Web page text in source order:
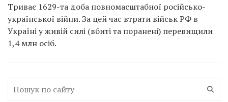
Триває 1629-та доба повномасштабної російсько-
української війни. За цей час втрати військ РФ в
Україні у живій силі (вбиті та поранені) перевищили
1,4 млн осіб.